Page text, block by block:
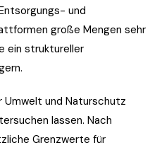
und
große Mengen sehr
ein struktureller
Umwelt und Naturschutz
lassen. Nach
Grenzwerte für